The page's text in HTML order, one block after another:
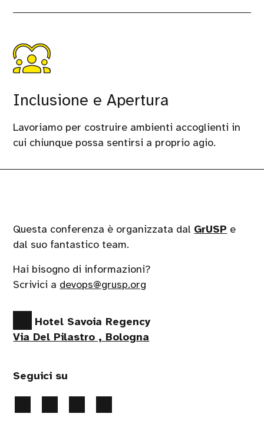
Inclusione e Apertura
Lavoriamo per costruire ambienti accoglienti in
cui chiunque possa sentirsi a proprio agio.
Questa conferenza è organizzata dal GrUSP e
dal suo fantastico team.
Hai bisogno di informazioni?
Scrivici a devops@grusp.org
Hotel Savoia Regency
Via Del Pilastro , Bologna
Seguici su